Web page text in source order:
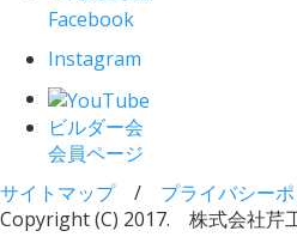
Facebook
Instagram
ビルダー会
会員ページ
サイトマップ/ プライバシー
Copyright (C) 2017. 株式会社芹